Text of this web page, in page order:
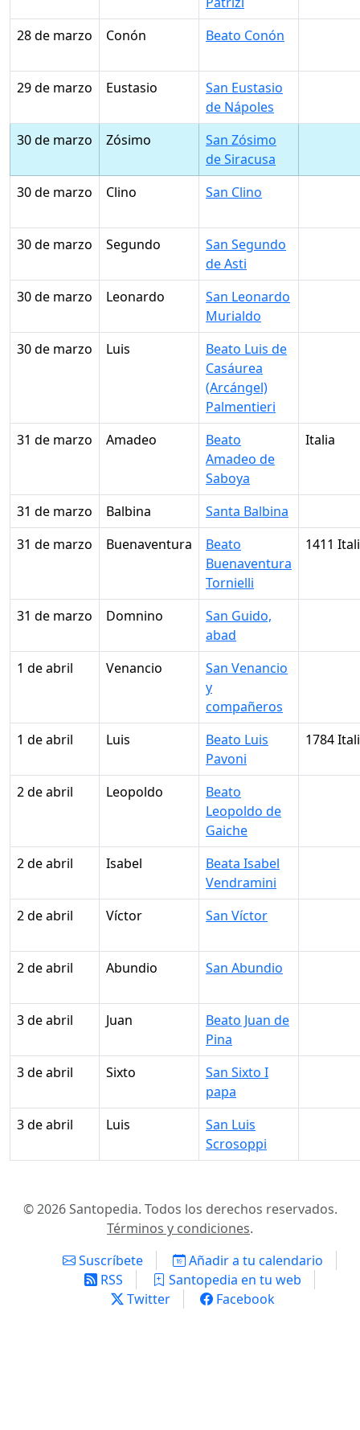
28 de marzo
Conón Beato Conón
29 de marzo Eustasio
San Eustasio
de Nápoles
30 de marzo
Zósimo
San Zósimo
de Siracusa
30 de marzo
Clino San Clino
30 de marzo Segundo
San Segundo
de Asti
30 de marzo
Leonardo
San Leonardo
Murialdo
30 de marzo
Luis
Beato Luis de
Casáurea
(Arcángel)
Palmentieri
31 de marzo
Amadeo
Beato
Amadeo de
Saboya
Italia
31 de marzo Balbina
Santa Balbina
31 de marzo
Buenaventura
Beato
Buenaventura
Tornielli
1411
31 de marzo Domnino
San Guido,
abad
1 de abril
Venancio
San Venancio
y
compañeros
1 de abril
Luis
Beato Luis
Pavoni
1784
2 de abril Leopoldo
Beato
Leopoldo de
Gaiche
2 de abril
Isabel
Beata Isabel
Vendramini
2 de abril
Víctor San Víctor
2 de abril Abundio San Abundio
3 de abril Juan
Beato Juan de
Pina
3 de abril
Sixto
San Sixto I
papa
3 de abril
Luis
San Luis
Scrosoppi
© 2026 Santopedia. Todos los derechos reservados.
Términos y condiciones.
Suscríbete
Añadir a tu calendario
RSS
Santopedia en tu web
Twitter
Facebook